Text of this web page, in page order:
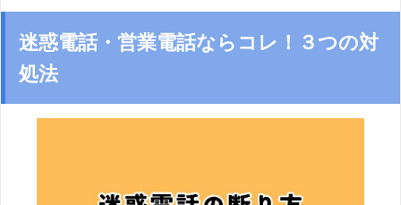
迷惑電話・営業電話ならコレ！３つの対
処法